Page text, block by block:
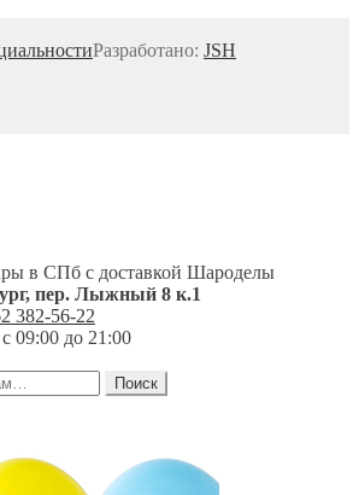
Разработано: JSH
в СПб с доставкой Шароделы
, пер. Лыжный 8 к.1
382-56-22
с 09:00 до 21:00
Поиск